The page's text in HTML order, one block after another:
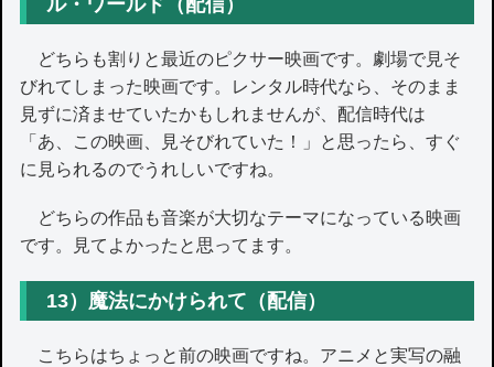
どちらも割りと最近のピクサー映画です。劇場で見そ
びれてしまった映画です。レンタル時代なら、そのまま
見ずに済ませていたかもしれませんが、配信時代は
「あ、この映画、見そびれていた！」と思ったら、すぐ
に見られるのでうれしいですね。
どちらの作品も音楽が大切なテーマになっている映画
です。見てよかったと思ってます。
13）魔法にかけられて（配信）
こちらはちょっと前の映画ですね。アニメと実写の融